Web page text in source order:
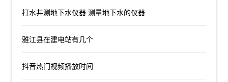
打水井测地下水仪器 测量地下水的仪器
雅江县在建电站有几个
抖音热门视频播放时间